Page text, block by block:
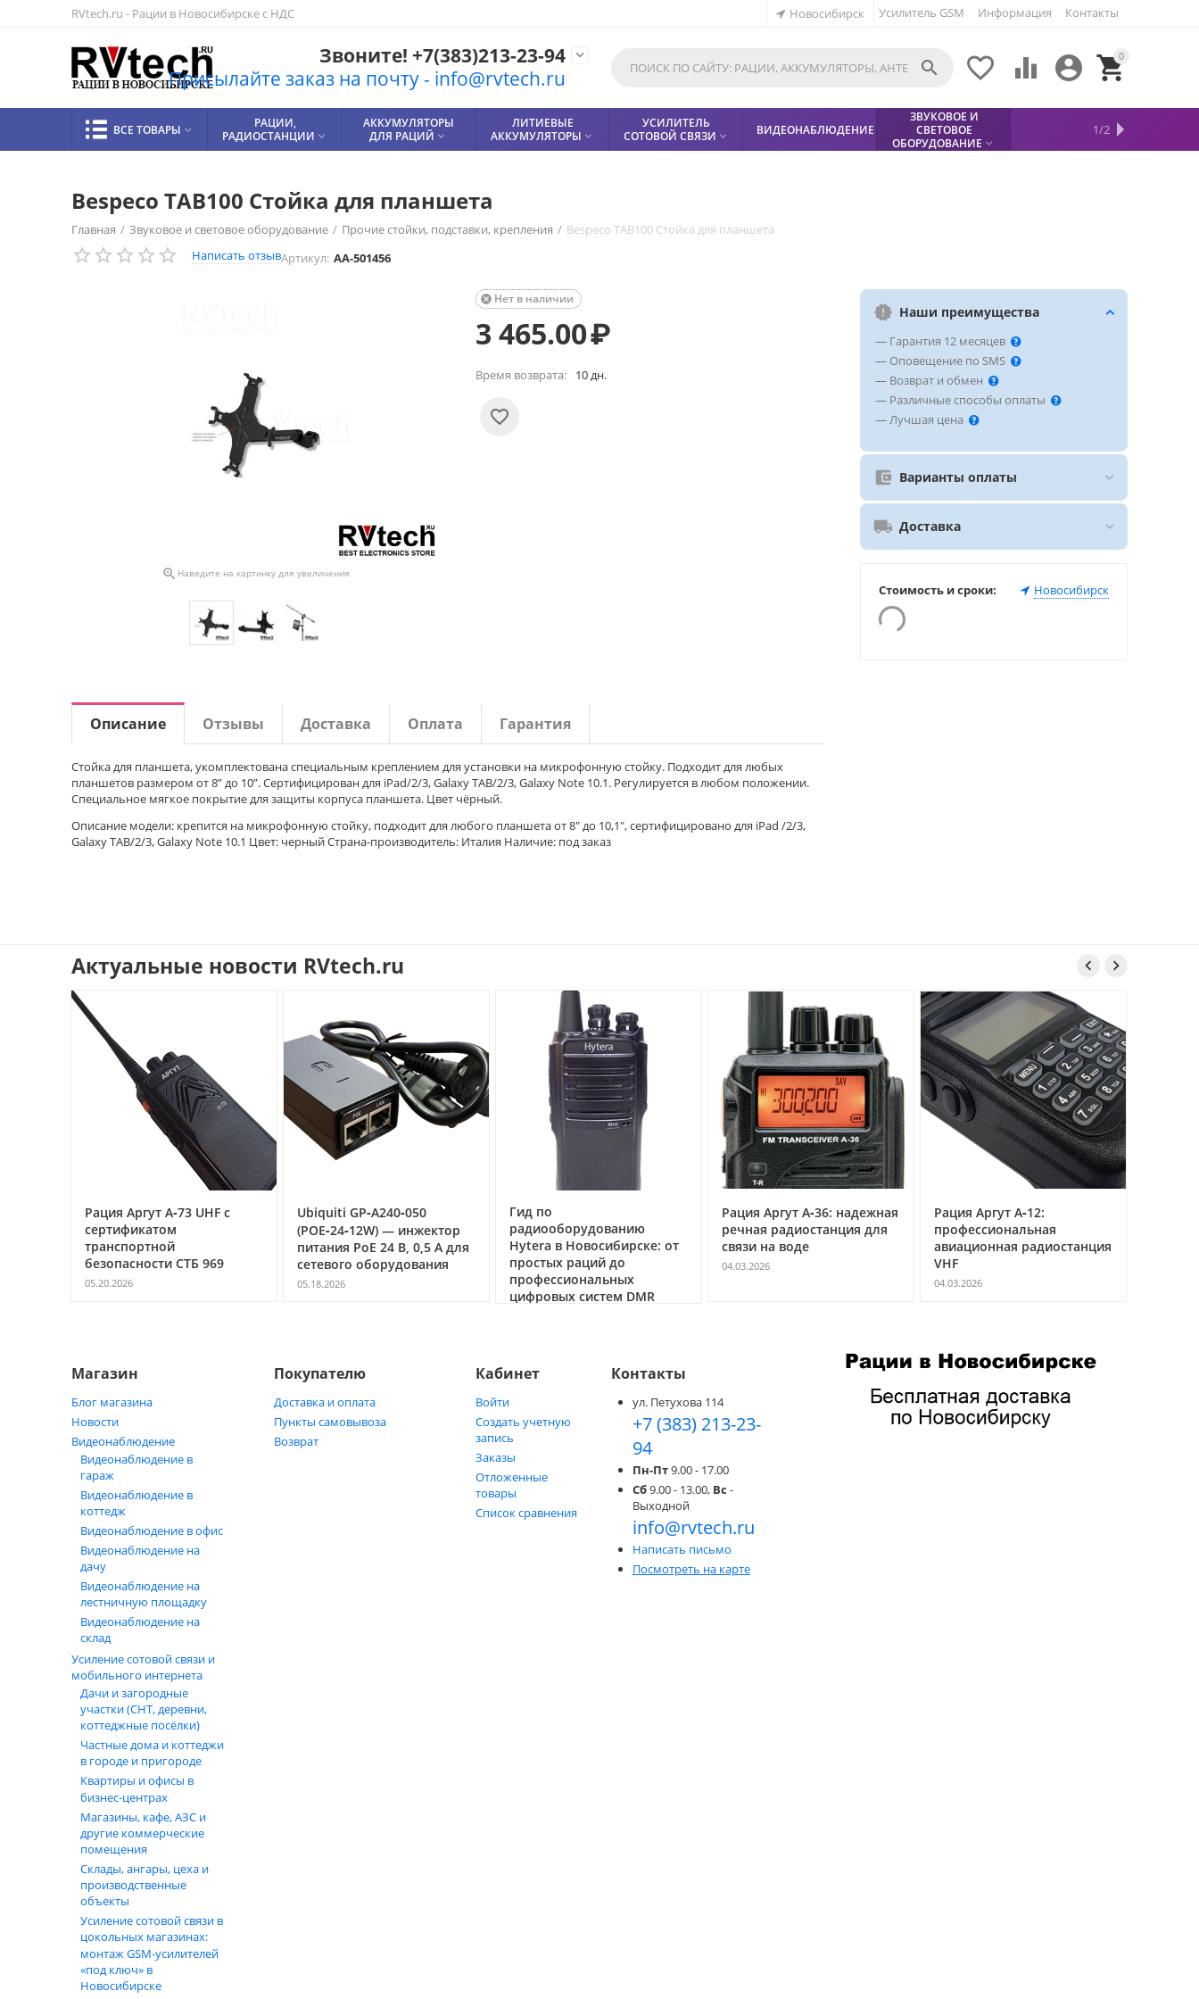
RVtech.ru - Рации в Новосибирске с НДС Усилитель GSM Информация Контакты
Новосибирск
Звоните! +7(383)213-23-94
Присылайте заказ на почту - info@rvtech.ru
 0


 

ВСЕ ТОВАРЫ 
РАЦИИ,
РАДИОСТАНЦИИ 
АККУМУЛЯТОРЫ
ДЛЯ РАЦИЙ 
ЛИТИЕВЫЕ
АККУМУЛЯТОРЫ 
УСИЛИТЕЛЬ
СОТОВОЙ СВЯЗИ  ВИДЕОНАБЛЮДЕНИЕ
ЗВУКОВОЕ И
СВЕТОВОЕ
ОБОРУДОВАНИЕ 
МЕТАЛЛОДЕТЕКТОР
СФИНКС (SPHINX)
БЕЗОПАСНОСТЬ 
КИСЛОТНЫЕ
АККУМУЛЯТОРЫ 
1/2
Bespeco TAB100 Стойка для планшета
Главная / Звуковое и световое оборудование / Прочие стойки, подставки, крепления / Bespeco TAB100 Стойка для планшета
Написать отзывАртикул: AA-501456
 Наведите на картинку для увеличения
Нет в наличии

3 465.00₽
Время возврата: 10 дн.
Наши преимущества
— Гарантия 12 месяцев
— Оповещение по SMS
— Возврат и обмен
— Различные способы оплаты
— Лучшая цена
Варианты оплаты
Доставка
Стоимость и сроки: Новосибирск
Описание Отзывы Доставка Оплата Гарантия
Стойка для планшета, укомплектована специальным креплением для установки на микрофонную стойку. Подходит для любых
планшетов размером от 8” до 10”. Сертифицирован для iPad/2/3, Galaxy TAB/2/3, Galaxy Note 10.1. Регулируется в любом положении.
Специальное мягкое покрытие для защиты корпуса планшета. Цвет чёрный.
Описание модели: крепится на микрофонную стойку, подходит для любого планшета от 8" до 10,1", сертифицировано для iPad /2/3,
Galaxy TAB/2/3, Galaxy Note 10.1 Цвет: черный Страна-производитель: Италия Наличие: под заказ
Актуальные новости RVtech.ru  
Рация Аргут А‑73 UHF с
сертификатом
транспортной
безопасности СТБ 969
05.20.2026
Ubiquiti GP‑A240‑050
(POE‑24‑12W) — инжектор
питания PoE 24 В, 0,5 А для
сетевого оборудования
05.18.2026
Гид по
радиооборудованию
Hytera в Новосибирске: от
простых раций до
профессиональных
цифровых систем DMR
Рация Аргут А‑36: надежная
речная радиостанция для
связи на воде
04.03.2026
Рация Аргут А‑12:
профессиональная
авиационная радиостанция
VHF
04.03.2026
Магазин
Блог магазина
Новости
Видеонаблюдение
Видеонаблюдение в
гараж
Видеонаблюдение в
коттедж
Видеонаблюдение в офис
Видеонаблюдение на
дачу
Видеонаблюдение на
лестничную площадку
Видеонаблюдение на
склад
Усиление сотовой связи и
мобильного интернета
Дачи и загородные
участки (СНТ, деревни,
коттеджные посёлки)
Частные дома и коттеджи
в городе и пригороде
Квартиры и офисы в
бизнес‑центрах
Магазины, кафе, АЗС и
другие коммерческие
помещения
Склады, ангары, цеха и
производственные
объекты
Усиление сотовой связи в
цокольных магазинах:
монтаж GSM‑усилителей
«под ключ» в
Новосибирске
Покупателю
Доставка и оплата
Пункты самовывоза
Возврат
Кабинет
Войти
Создать учетную
запись
Заказы
Отложенные
товары
Список сравнения
Контакты
ул. Петухова 114
+7 (383) 213-23-
94
Пн-Пт9.00 - 17.00
Сб9.00 - 13.00, Вс -
Выходной
info@rvtech.ru
Написать письмо
Посмотреть на карте